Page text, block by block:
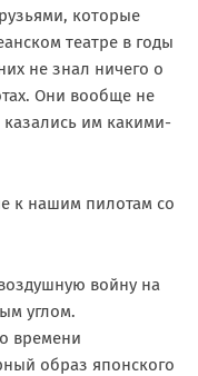
которые
театре в годы
не знал ничего о
Они вообще не
им какими-
к нашим пилотам со
войну на
углом.
времени
образ японского